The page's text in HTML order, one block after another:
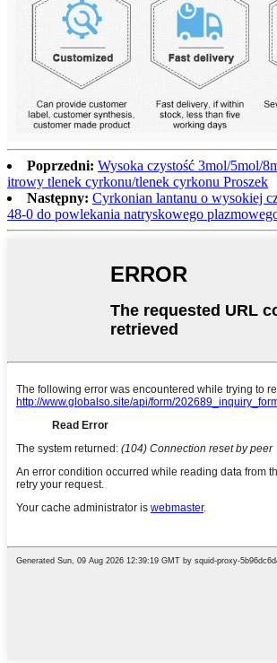
Poprzedni: Wysoka czystość 3mol/5mol/
itrowy tlenek cyrkonu/tlenek cyrkonu Proszek
Następny: Cyrkonian lantanu o wysokiej
48-0 do powlekania natryskowego